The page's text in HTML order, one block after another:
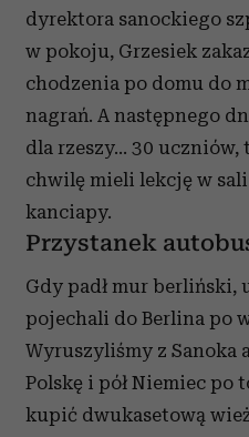
dyrektora sanockiego
w pokoju, Grzesiek
chodzenia po domu do
nagrań. A następnego
dla rzeszy… 30
chwilę mieli lekcję w
kanciapy.
Przystanek
Gdy padł mur berliński,
pojechali do Berlina po
Wyruszyliśmy z Sanoka
Polskę i pół Niemiec po
kupić dwukasetową